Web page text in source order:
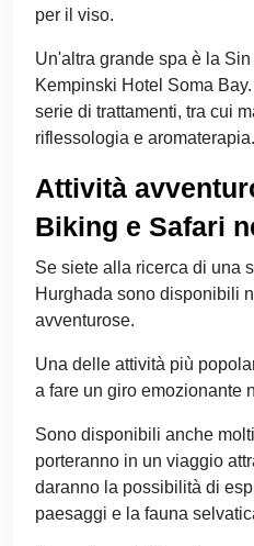
per il viso.
Un'altra grande spa è la
Kempinski Hotel Soma
serie di trattamenti, tra cui
riflessologia e aromaterapia.
Attività
Biking e Safari
Se siete alla ricerca di una
Hurghada sono disponibili
avventurose.
Una delle attività più
a fare un giro emozionante
Sono disponibili anche
porteranno in un viaggio
daranno la possibilità di
paesaggi e la fauna